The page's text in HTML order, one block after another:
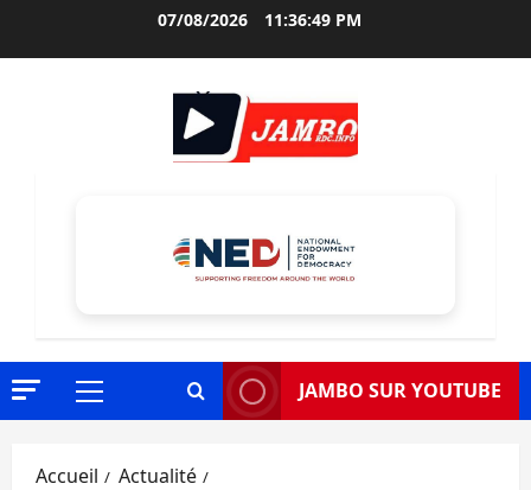
07/08/2026 11:36:50 PM
Menu
JAMBO SUR YOUTUBE
Accueil
Actualité